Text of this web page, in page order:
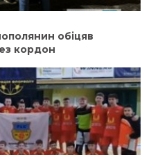
обіцяв
кордон